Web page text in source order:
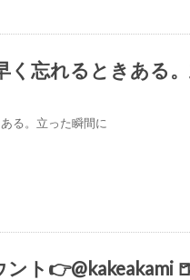
く忘れるときある
る。立った瞬間に
ト👉@kakeakami